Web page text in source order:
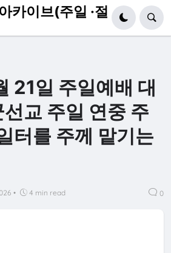
카이브(주일 ·절
21일 주일예배 대
교 주일 연중 주
터를 주께 맡기는
• 4 min read 0